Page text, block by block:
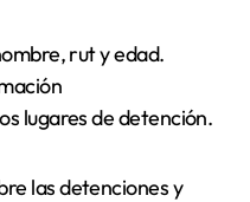
rut y edad.
lugares de detención.
las detenciones y